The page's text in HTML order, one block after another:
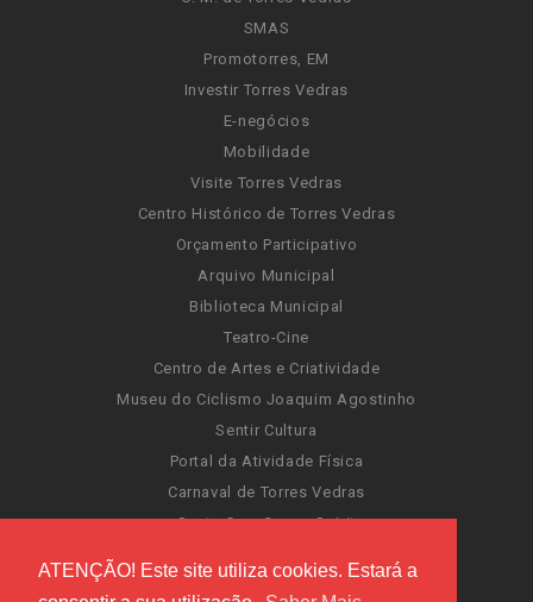
ATENÇÃO! Este site utiliza cookies. Estará a
SMAS
Promotorres, EM
Investir Torres Vedras
E-negócios
Mobilidade
Visite Torres Vedras
Centro Histórico de Torres Vedras
Orçamento Participativo
Arquivo Municipal
Biblioteca Municipal
Teatro-Cine
Centro de Artes e Criatividade
Museu do Ciclismo Joaquim Agostinho
Sentir Cultura
Portal da Atividade Física
Carnaval de Torres Vedras
Santa Cruz Ocean Spirit